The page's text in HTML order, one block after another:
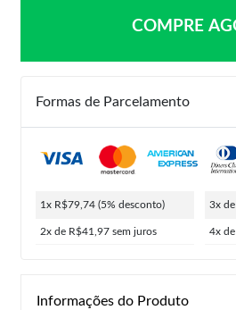
COMPRE
Formas de Parcelamento
1x R$79,74 (5% desconto)
2x de R$41,97 sem juros
3x
4x
Informações do Produto